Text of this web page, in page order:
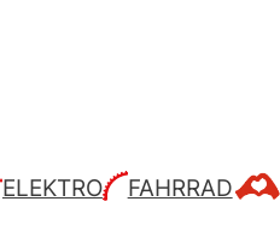
ELEKTRO FAHRRAD